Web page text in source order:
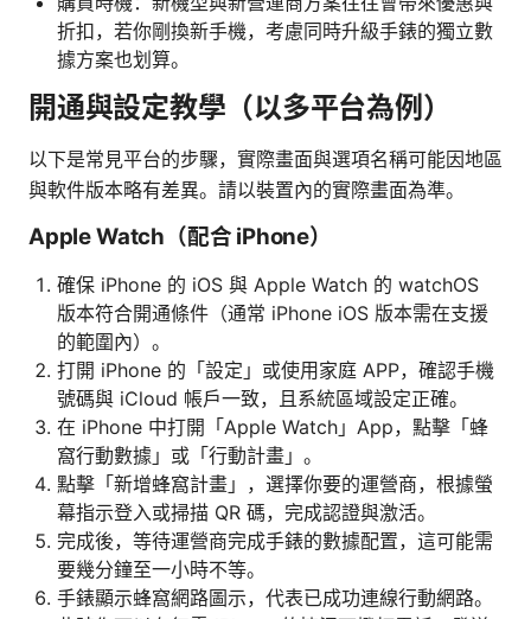
折扣，若你剛換新手機，考慮同時升級手錶的獨立數
據方案也划算。
開通與設定教學（以多平台為例）
以下是常見平台的步驟，實際畫面與選項名稱可能因地區
與軟件版本略有差異。請以裝置內的實際畫面為準。
Apple Watch（配合 iPhone）
確保 iPhone 的 iOS 與 Apple Watch 的 watchOS
版本符合開通條件（通常 iPhone iOS 版本需在支援
的範圍內）。
打開 iPhone 的「設定」或使用家庭 APP，確認手機
號碼與 iCloud 帳戶一致，且系統區域設定正確。
在 iPhone 中打開「Apple Watch」App，點擊「蜂
窩行動數據」或「行動計畫」。
點擊「新增蜂窩計畫」，選擇你要的運營商，根據螢
幕指示登入或掃描 QR 碼，完成認證與激活。
完成後，等待運營商完成手錶的數據配置，這可能需
要幾分鐘至一小時不等。
手錶顯示蜂窩網路圖示，代表已成功連線行動網路。